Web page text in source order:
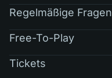
Regelmäßige Fragen
Free-To-Play
Tickets